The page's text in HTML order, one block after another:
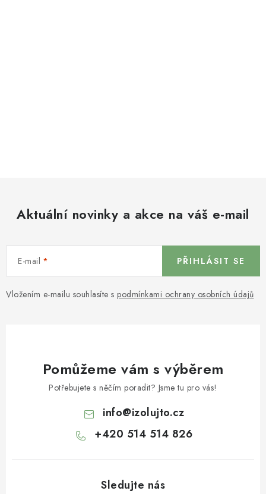
Aktuální novinky a akce na váš e-mail
E-mail
Vložením e-mailu souhlasíte s podmínkami ochrany osobních údajů
PŘIHLÁSIT SE
Pomůžeme vám s výběrem
Potřebujete s něčím poradit? Jsme tu pro vás!
info@izolujto.cz
+420 514 514 826